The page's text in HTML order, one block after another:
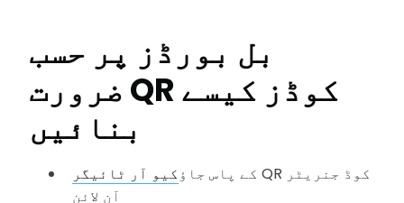
بل بورڈز پر حسب
ضرورت QR کوڈز کیسے
بنائیں
کے پاس جاؤ کیو آر ٹائیگر
QR کوڈ جنریٹر
آن لائن